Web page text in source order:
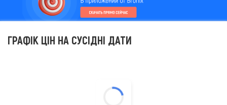
ГРАФІК ЦІН НА СУСІДНІ ДАТИ